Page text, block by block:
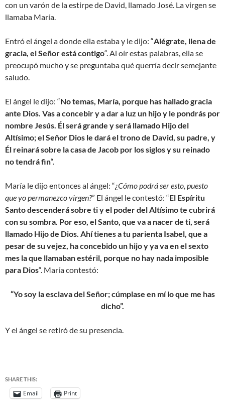
con un varón de la estirpe de David, llamado José. La virgen se
llamaba María.
Entró el ángel a donde ella estaba y le dijo: “Alégrate, llena de
gracia, el Señor está contigo“. Al oír estas palabras, ella se
preocupó mucho y se preguntaba qué querría decir semejante
saludo.
El ángel le dijo: “No temas, María, porque has hallado gracia
ante Dios. Vas a concebir y a dar a luz un hijo y le pondrás por
nombre Jesús. Él será grande y será llamado Hijo del
Altísimo; el Señor Dios le dará el trono de David, su padre, y
Él reinará sobre la casa de Jacob por los siglos y su reinado
no tendrá fin“.
María le dijo entonces al ángel: “¿Cómo podrá ser esto, puesto
que yo permanezco virgen?” El ángel le contestó: “El Espíritu
Santo descenderá sobre ti y el poder del Altísimo te cubrirá
con su sombra. Por eso, el Santo, que va a nacer de ti, será
llamado Hijo de Dios. Ahí tienes a tu parienta Isabel, que a
pesar de su vejez, ha concebido un hijo y ya va en el sexto
mes la que llamaban estéril, porque no hay nada imposible
para Dios“. María contestó:
“Yo soy la esclava del Señor; cúmplase en mí lo que me has
dicho”.
Y el ángel se retiró de su presencia.
SHARE THIS:
Email Print